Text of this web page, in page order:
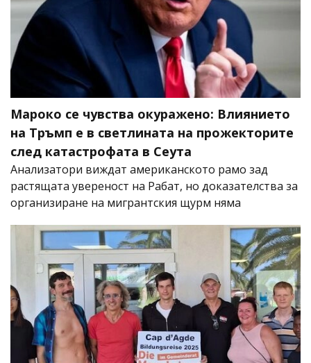
Мароко се чувства окуражено: Влиянието
на Тръмп е в светлината на прожекторите
след катастрофата в Сеута
Анализатори виждат американското рамо зад
растящата увереност на Рабат, но доказателства за
организиране на мигрантския щурм няма